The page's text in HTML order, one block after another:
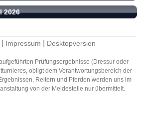
2026
Impressum Desktopversion
Prüfungsergebnisse (Dressur oder
obligt dem Verantwortungsbereich der
Reitern und Pferden werden uns im
von der Meldestelle nur übermittelt.